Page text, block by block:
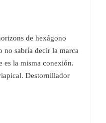
de hexágono
no sabría decir la marca
es la misma conexión.
Destornillador